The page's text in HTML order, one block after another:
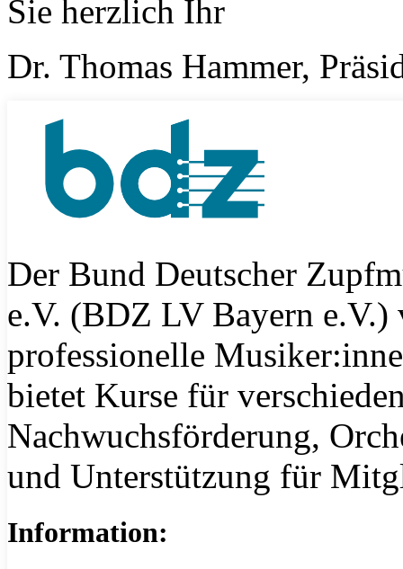
Sie herzlich Ihr
Dr. Thomas Hammer,
Der Bund Deutscher
e.V. (BDZ LV Bayern e.V.)
professionelle
bietet Kurse für
Nachwuchsförderung,
und Unterstützung für
Information: